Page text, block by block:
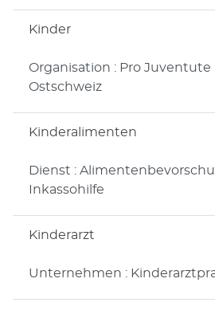
Kinder
Organisation : Pro Juventute
Ostschweiz
Kinderalimenten
Dienst :
Inkassohilfe
Kinderarzt
Unternehmen :